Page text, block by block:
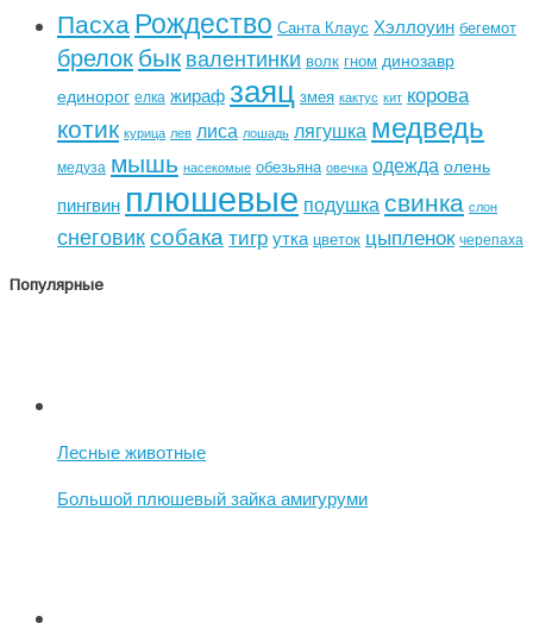
ПасхаРождество Санта Клаус Хэллоуин бегемот
брелокбыквалентинки волк гном динозавр
единорог елка жирафзаяц змея кактус кит корова
котик курица лев лиса лошадь лягушка медведь
медуза мышь насекомые обезьяна овечка одежда олень
пингвин плюшевые подушка свинка слон
снеговиксобака тигрутка цветок цыпленок черепаха
Популярные
Лесные животные
Большой плюшевый зайка амигуруми